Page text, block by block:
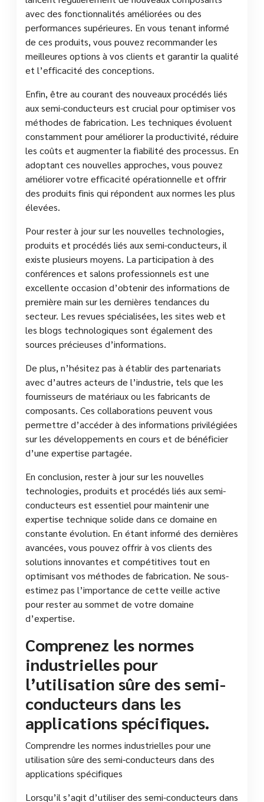
avec des fonctionnalités améliorées ou des
performances supérieures. En vous tenant informé
de ces produits, vous pouvez recommander les
meilleures options à vos clients et garantir la qualité
et l’efficacité des conceptions.
Enfin, être au courant des nouveaux procédés liés
aux semi-conducteurs est crucial pour optimiser vos
méthodes de fabrication. Les techniques évoluent
constamment pour améliorer la productivité, réduire
les coûts et augmenter la fiabilité des processus. En
adoptant ces nouvelles approches, vous pouvez
améliorer votre efficacité opérationnelle et offrir
des produits finis qui répondent aux normes les plus
élevées.
Pour rester à jour sur les nouvelles technologies,
produits et procédés liés aux semi-conducteurs, il
existe plusieurs moyens. La participation à des
conférences et salons professionnels est une
excellente occasion d’obtenir des informations de
première main sur les dernières tendances du
secteur. Les revues spécialisées, les sites web et
les blogs technologiques sont également des
sources précieuses d’informations.
De plus, n’hésitez pas à établir des partenariats
avec d’autres acteurs de l’industrie, tels que les
fournisseurs de matériaux ou les fabricants de
composants. Ces collaborations peuvent vous
permettre d’accéder à des informations privilégiées
sur les développements en cours et de bénéficier
d’une expertise partagée.
En conclusion, rester à jour sur les nouvelles
technologies, produits et procédés liés aux semi-
conducteurs est essentiel pour maintenir une
expertise technique solide dans ce domaine en
constante évolution. En étant informé des dernières
avancées, vous pouvez offrir à vos clients des
solutions innovantes et compétitives tout en
optimisant vos méthodes de fabrication. Ne sous-
estimez pas l’importance de cette veille active
pour rester au sommet de votre domaine
d’expertise.
Comprenez les normes
industrielles pour
l’utilisation sûre des semi-
conducteurs dans les
applications spécifiques.
Comprendre les normes industrielles pour une
utilisation sûre des semi-conducteurs dans des
applications spécifiques
Lorsqu’il s’agit d’utiliser des semi-conducteurs dans